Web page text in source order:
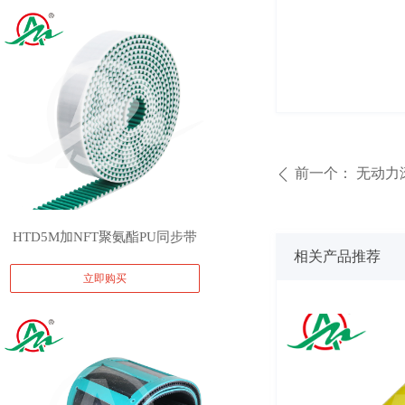
ꄴ 前一个： 无动力
相关产品推荐
HTD5M加NFT聚氨酯PU同步带
立即购买